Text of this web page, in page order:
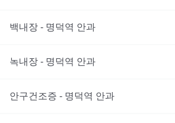
백내장 - 명덕역 안과
녹내장 - 명덕역 안과
안구건조증 - 명덕역 안과